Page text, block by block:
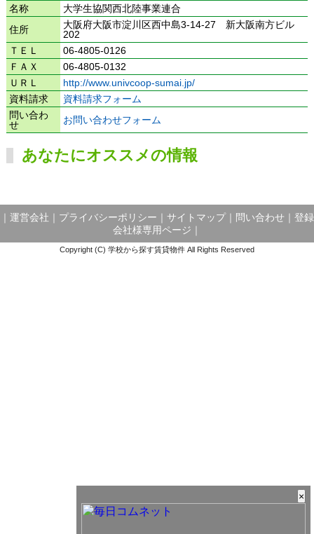
名称
大学生協関西北陸事業連合
住所
大阪府大阪市淀川区西中島3-14-27 新大阪南方ビル
202
ＴＥＬ
06-4805-0126
ＦＡＸ
06-4805-0132
ＵＲＬ
http://www.univcoop-sumai.jp/
資料請求
資料請求フォーム
問い合わ
せ
お問い合わせフォーム
あなたにオススメの情報
運営会社 プライバシーポリシー サイトマップ｜ 問い合わせ
登録
会社様専用ページ
Copyright (C) 学校から探す賃貸物件 All Rights Reserved